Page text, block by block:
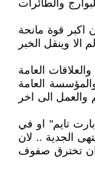
والطائرات
اكبر قوة مانحة
وينقل الخبر
العامة
العامة
والعمل الى اخر
تايم" او في
الجدية .. لان
ولن تستطيع افكار الليبراليين ان تخترق صفوف